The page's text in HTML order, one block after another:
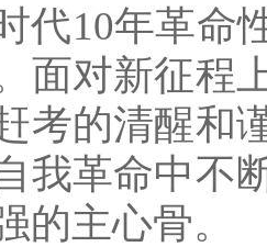
代10年革命
面对新征程
考的清醒和
我革命中不
的主心骨。